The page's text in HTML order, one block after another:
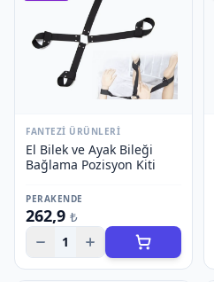
FANTEZI ÜRÜNLERI
El Bilek ve Ayak Bileği
Bağlama Pozisyon Kiti
PERAKENDE
262,9 ₺
1